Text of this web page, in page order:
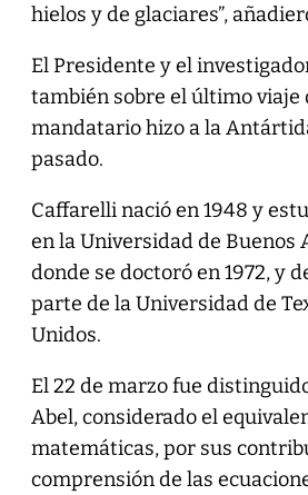
hielos y de glaciares”,
El Presidente y el
también sobre el último viaje
mandatario hizo a la
pasado.
Caffarelli nació en 1948 y
en la Universidad de Buenos
donde se doctoró en 1972, y
parte de la Universidad de
Unidos.
El 22 de marzo fue
Abel, considerado el
matemáticas, por sus
comprensión de las